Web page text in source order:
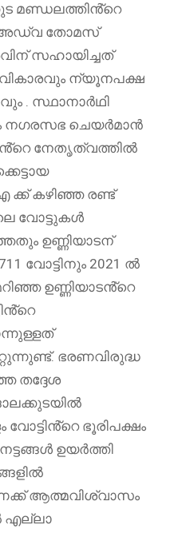
മണ്ഡലത്തിൻ്റെ
അഡ്വ തോമസ്
സഹായിച്ചത്
ന്യൂനപക്ഷ
. സ്ഥാനാർഥി
നഗരസഭ ചെയർമാൻ
നേതൃത്വത്തിൽ
കഴിഞ്ഞ രണ്ട്
വോട്ടുകൾ
ഉണ്ണിയാടന്
വോട്ടിനും 2021 ൽ
ഉണ്ണിയാടൻ്റെ
ഭരണവിരുദ്ധ
തദ്ദേശ
ഭൂരിപക്ഷം
ഉയർത്തി
ആത്മവിശ്വാസം
എല്ലാ